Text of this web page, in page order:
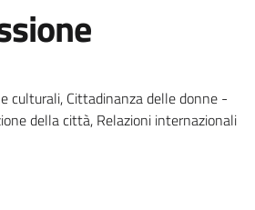
culturali, Cittadinanza delle donne -
della città, Relazioni internazionali